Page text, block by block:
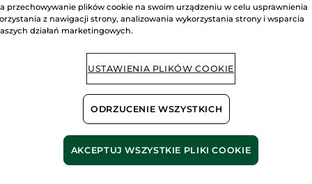
objętość
(180)
Tubka 7.8 ml - 1 kolor
(1699)
Tusz
przechowywanie plików cookie na swoim urządzeniu w celu usprawnienia
z nawigacji strony, analizowania wykorzystania strony i wsparcia
działań marketingowych.
USTAWIENIA PLIKÓW COOKIE
ODRZUCENIE WSZYSTKICH
AKCEPTUJ WSZYSTKIE PLIKI COOKIE